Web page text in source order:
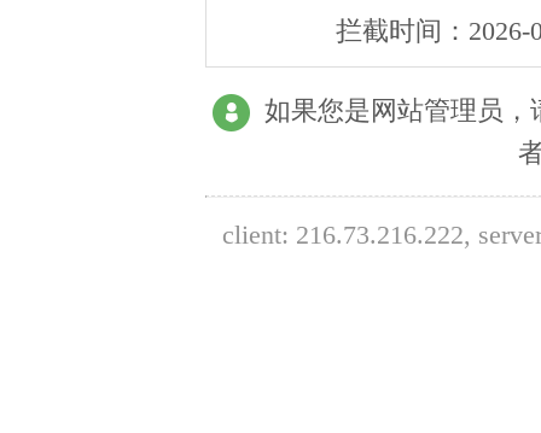
拦截时间： 2026-
如果您是网站管理员
client: 216.73.216.222,